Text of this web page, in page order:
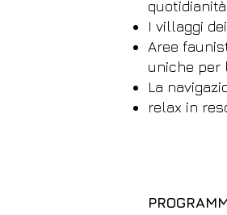
I villaggi
Aree
uniche per
La
relax in